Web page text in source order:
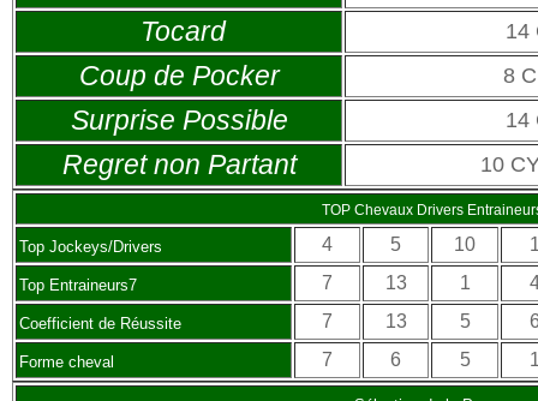
Tocard 14
Coup de Pocker 8
Surprise Possible 14
Regret non Partant 10
TOP Chevaux Drivers
Top Jockeys/Drivers 4 5 10
Top Entraineurs7 7 13 1
Coefficient de Réussite 7 13 5
Forme cheval 7 6 5